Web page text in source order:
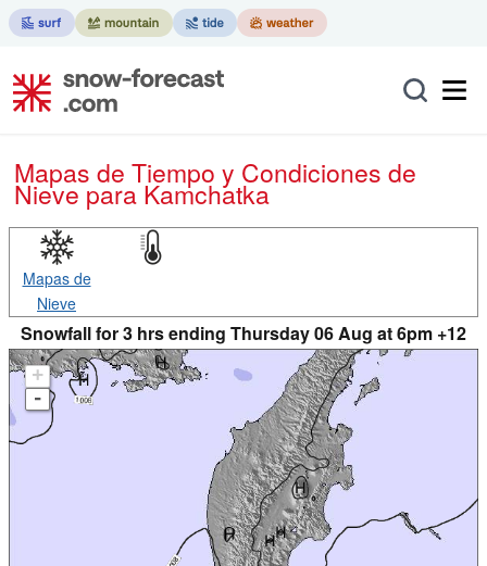
Mapas de Tiempo y Condiciones de
Nievepara Kamchatka
Mapas de
Nieve
Snowfall for 3 hrs ending Thursday 06 Aug at 6pm +12
+
-